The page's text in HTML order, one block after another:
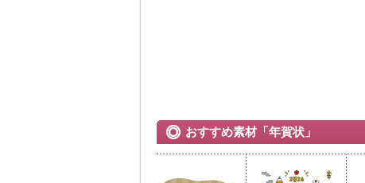
おすすめ素材「年賀状」